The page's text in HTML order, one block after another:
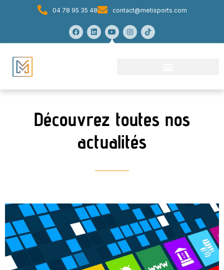
04 78 95 35 48 contact@metisports.com
Découvrez toutes nos
actualités